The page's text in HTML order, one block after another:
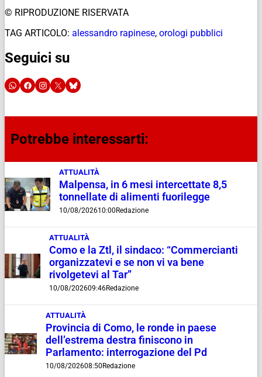
© RIPRODUZIONE RISERVATA
TAG ARTICOLO: alessandro rapinese, orologi pubblici
Seguici su
Potrebbe interessarti:
ATTUALITÀ
Malpensa, in 6 mesi intercettate 8,5
tonnellate di alimenti fuorilegge
10/08/202610:00 Redazione
ATTUALITÀ
Como e la Ztl, il sindaco: “Commercianti
organizzatevi e se non vi va bene
rivolgetevi al Tar”
10/08/202609:46Redazione
ATTUALITÀ
Provincia di Como, le ronde in paese
dell’estrema destra finiscono in
Parlamento: interrogazione del Pd
10/08/202608:50 Redazione